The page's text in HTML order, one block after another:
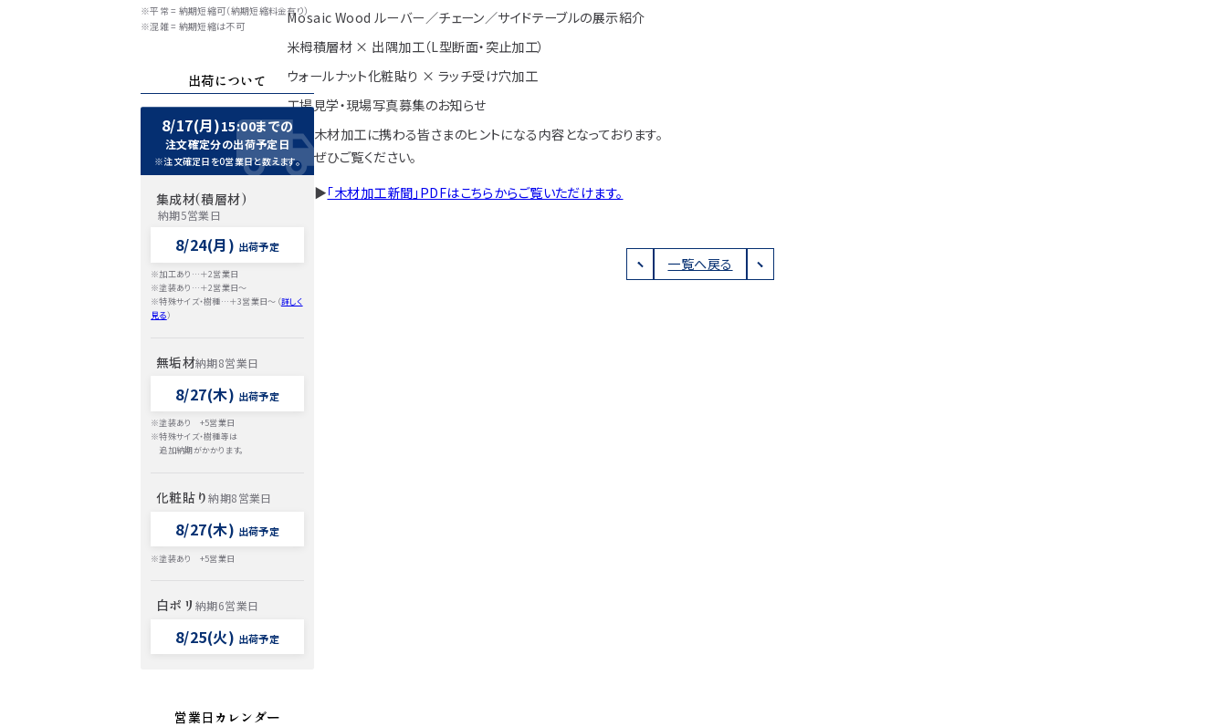
Mosaic Wood ルーバー／チェーン／サイドテーブルの展示紹介
米栂積層材 × 出隅加工（L型断面・突止加工）
ウォールナット化粧貼り × ラッチ受け穴加工
工場見学・現場写真募集のお知らせ
木材加工に携わる皆さまのヒントになる内容となっております。
ぜひご覧ください。
▶「木材加工新聞」PDFはこちらからご覧いただけます。
一覧へ戻る
※平常 = 納期短縮可（納期短縮料金有り）
※混雑 = 納期短縮は不可
出荷について
8/17(月)15:00までの
注文確定分の出荷予定日
※注文確定日を0営業日と数えます。
集成材(積層材)
納期5営業日
8/24(月) 出荷予定
※加工あり…＋2営業日
※塗装あり…＋2営業日～
※特殊サイズ・樹種…＋3営業日～（詳しく
見る）
無垢材納期8営業日
8/27(木) 出荷予定
※塗装あり +5営業日
※特殊サイズ・樹種等は
追加納期がかかります。
化粧貼り納期8営業日
8/27(木) 出荷予定
※塗装あり +5営業日
白ポリ納期6営業日
8/25(火) 出荷予定
営業日カレンダー